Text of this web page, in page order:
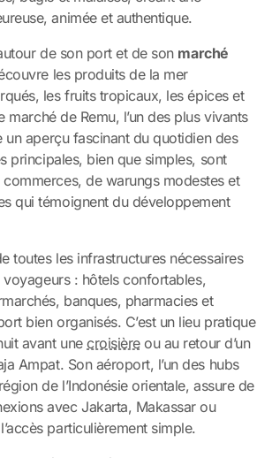
animée et authentique.
de son port et de son marché
les produits de la mer
les fruits tropicaux, les épices et
marché de Remu, l’un des plus vivants
aperçu fascinant du quotidien des
principales, bien que simples, sont
de warungs modestes et
qui témoignent du développement
toutes les infrastructures nécessaires
: hôtels confortables,
banques, pharmacies et
bien organisés. C’est un lieu pratique
avant unecroisièreou au retour d’un
Ampat. Son aéroport, l’un des hubs
de l’Indonésie orientale, assure de
avec Jakarta, Makassar ou
particulièrement simple.